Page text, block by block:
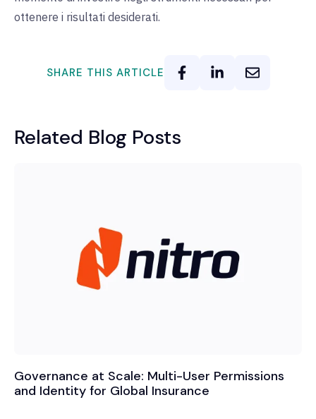
ottenere i risultati desiderati.
SHARE THIS ARTICLE
Related Blog Posts
Governance at Scale: Multi-User Permissions
and Identity for Global Insurance